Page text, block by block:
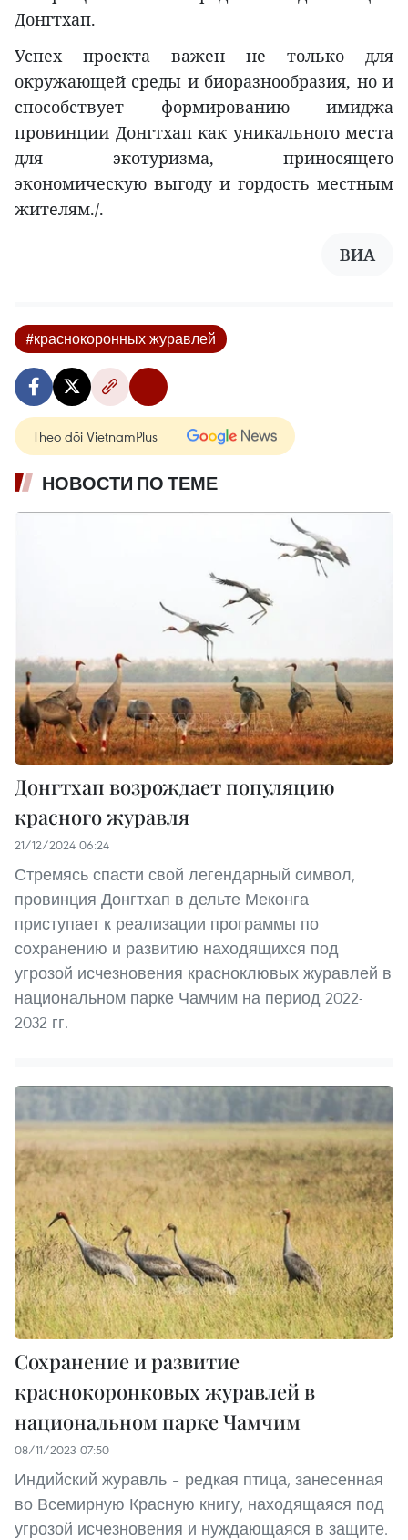
Донгтхап.
Успех проекта важен не только для
окружающей среды и биоразнообразия, но и
способствует формированию имиджа
провинции Донгтхап как уникального места
для экотуризма, приносящего
экономическую выгоду и гордость местным
жителям./.
ВИА
#краснокоронных журавлей
Theo dõi VietnamPlus
НОВОСТИ ПО ТЕМЕ
Донгтхап возрождает популяцию
красного журавля
21/12/2024 06:24
Стремясь спасти свой легендарный символ,
провинция Донгтхап в дельте Меконга
приступает к реализации программы по
сохранению и развитию находящихся под
угрозой исчезновения красноклювых журавлей в
национальном парке Чамчим на период 2022-
2032 гг.
Сохранение и развитие
краснокоронковых журавлей в
национальном парке Чамчим
08/11/2023 07:50
Индийский журавль – редкая птица, занесенная
во Всемирную Красную книгу, находящаяся под
угрозой исчезновения и нуждающаяся в защите.